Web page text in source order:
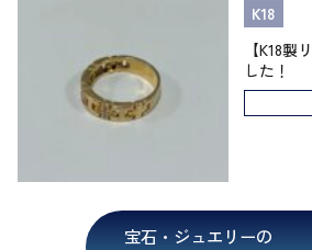
K18
【K18
した！
宝石・ジュエリーの